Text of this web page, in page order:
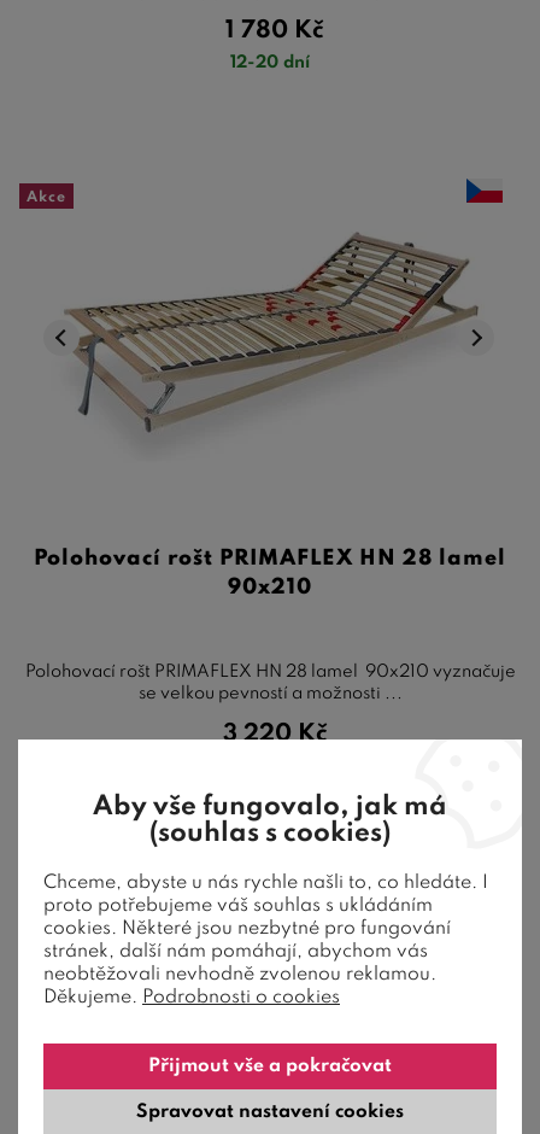
1 780 Kč
12-20 dní
Akce
Polohovací rošt PRIMAFLEX HN 28 lamel
90x210
Polohovací rošt PRIMAFLEX HN 28 lamel 90x210 vyznačuje
se velkou pevností a možnosti ...
3 220Kč
Aby vše fungovalo, jak má
(souhlas s cookies)
Chceme, abyste u nás rychle našli to, co hledáte. I
proto potřebujeme váš souhlas s ukládáním
cookies. Některé jsou nezbytné pro fungování
stránek, další nám pomáhají, abychom vás
neobtěžovali nevhodně zvolenou reklamou.
Děkujeme. Podrobnosti o cookies
Spravovat nastavení cookies
Přijmout vše a pokračovat